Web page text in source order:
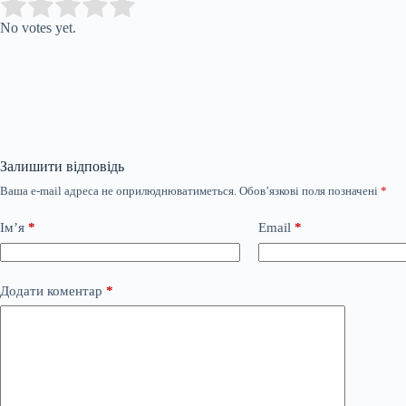
Rate this item:
No votes yet.
Залишити відповідь
Ваша e-mail адреса не оприлюднюватиметься. Обов’язкові поля позначені *
Ім’я * Email *
Додати коментар *